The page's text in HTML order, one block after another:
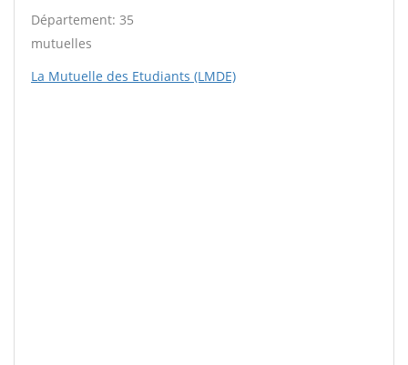
Département: 35
mutuelles
La Mutuelle des Etudiants (LMDE)